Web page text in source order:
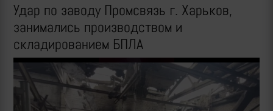
Удар по заводу Промсвязь г. Харьков,
занимались производством и
складированием БПЛА